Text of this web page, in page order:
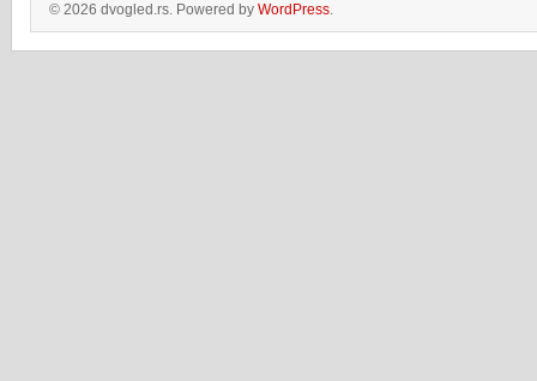
© 2026 dvogled.rs. Powered by WordPress.